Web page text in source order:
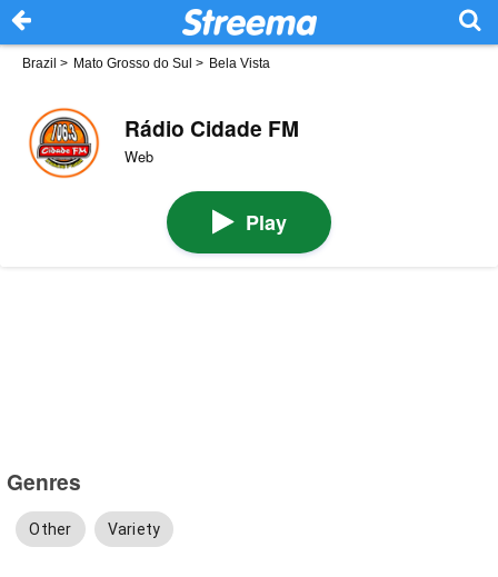
Brazil > Mato Grosso do Sul > Bela Vista
Rádio Cidade FM
Web
Play
Genres
Other Variety